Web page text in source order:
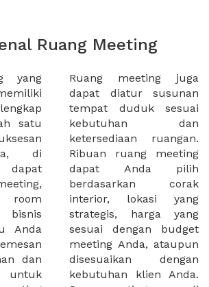
Ruang Meeting
yang
satu
di
dapat
room
bisnis
Anda
dan
juga
dan
pilih
corak
yang
yang
Anda.